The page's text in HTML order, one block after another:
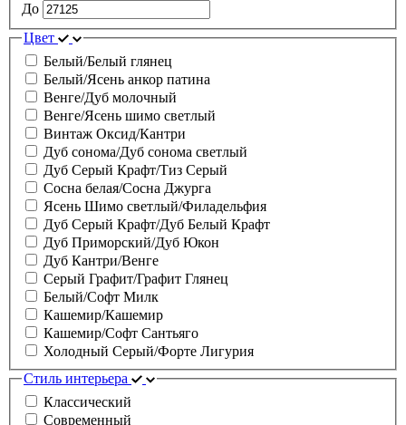
До
Цвет
Белый/Белый глянец
Белый/Ясень анкор патина
Венге/Дуб молочный
Венге/Ясень шимо светлый
Винтаж Оксид/Кантри
Дуб сонома/Дуб сонома светлый
Дуб Серый Крафт/Тиз Серый
Сосна белая/Сосна Джурга
Ясень Шимо светлый/Филадельфия
Дуб Серый Крафт/Дуб Белый Крафт
Дуб Приморский/Дуб Юкон
Дуб Кантри/Венге
Серый Графит/Графит Глянец
Белый/Софт Милк
Кашемир/Кашемир
Кашемир/Софт Сантьяго
Холодный Серый/Форте Лигурия
Стиль интерьера
Классический
Современный